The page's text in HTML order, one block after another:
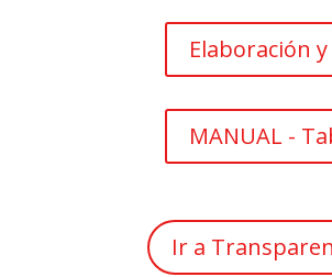
Elaboración
MANUAL -
Ir a